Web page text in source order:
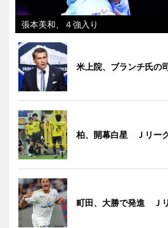
張本美和、４強入り
米上院、ブランチ氏の
柏、開幕白星 Ｊリー
町田、大勝で発進 Ｊ